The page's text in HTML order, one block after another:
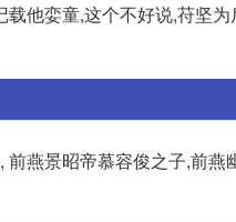
他娈童,这个不好说,苻坚为
燕景昭帝慕容俊之子,前燕